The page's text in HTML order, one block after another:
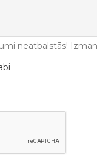
neatbalstās!